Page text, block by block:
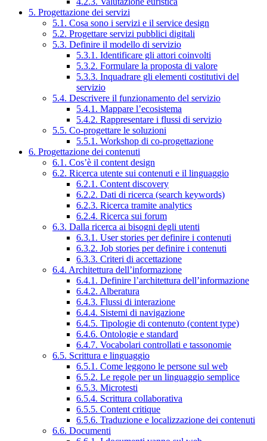
5. Progettazione dei servizi
5.1. Cosa sono i servizi e il service design
5.2. Progettare servizi pubblici digitali
5.3. Definire il modello di servizio
5.3.1. Identificare gli attori coinvolti
5.3.2. Formulare la proposta di valore
5.3.3. Inquadrare gli elementi costitutivi del
servizio
5.4. Descrivere il funzionamento del servizio
5.4.1. Mappare l’ecosistema
5.4.2. Rappresentare i flussi di servizio
5.5. Co-progettare le soluzioni
5.5.1. Workshop di co-progettazione
6. Progettazione dei contenuti
6.1. Cos’è il content design
6.2. Ricerca utente sui contenuti e il linguaggio
6.2.1. Content discovery
6.2.2. Dati di ricerca (search keywords)
6.2.3. Ricerca tramite analytics
6.2.4. Ricerca sui forum
6.3. Dalla ricerca ai bisogni degli utenti
6.3.1. User stories per definire i contenuti
6.3.2. Job stories per definire i contenuti
6.3.3. Criteri di accettazione
6.4. Architettura dell’informazione
6.4.1. Definire l’architettura dell’informazione
6.4.2. Alberatura
6.4.3. Flussi di interazione
6.4.4. Sistemi di navigazione
6.4.5. Tipologie di contenuto (content type)
6.4.6. Ontologie e standard
6.4.7. Vocabolari controllati e tassonomie
6.5. Scrittura e linguaggio
6.5.1. Come leggono le persone sul web
6.5.2. Le regole per un linguaggio semplice
6.5.3. Microtesti
6.5.4. Scrittura collaborativa
6.5.5. Content critique
6.5.6. Traduzione e localizzazione dei contenuti
6.6. Documenti